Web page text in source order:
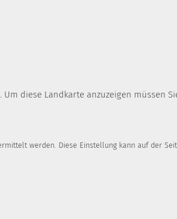
diese Landkarte anzuzeigen müssen
werden. Diese Einstellung kann auf der